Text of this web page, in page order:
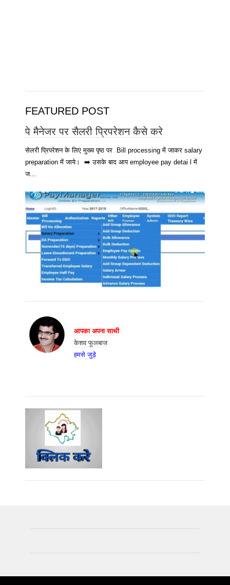
FEATURED POST
पे मैनेजर पर सैलरी प्रिपरेशन कैसे करे
सेलरी प्रिपरेशन के लिए मुख्य पृष्ठ पर Bill processing में जाकर salary
preparation में जाये। ➡️ उसके बाद आप employee pay detai l में
ज...
आपका अपना साथी
केशव फूलबाज
हमसे जुड़े